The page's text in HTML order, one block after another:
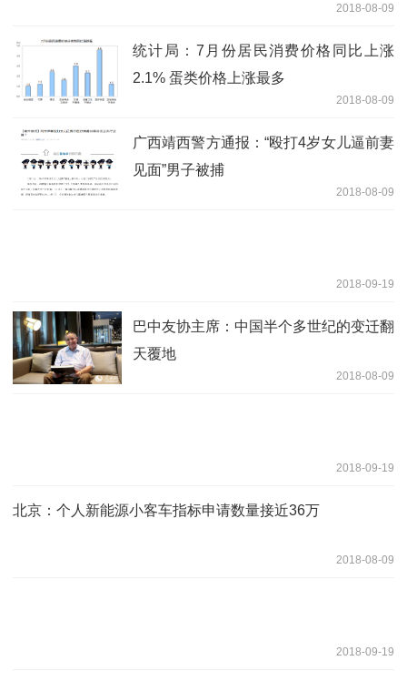
2018-08-09
统计局：7月份居民消费价格同比上涨
2.1% 蛋类价格上涨最多
2018-08-09
广西靖西警方通报：“殴打4岁女儿逼前妻
见面”男子被捕
2018-08-09
2018-09-19
巴中友协主席：中国半个多世纪的变迁翻
天覆地
2018-08-09
2018-09-19
北京：个人新能源小客车指标申请数量接近36万
2018-08-09
2018-09-19